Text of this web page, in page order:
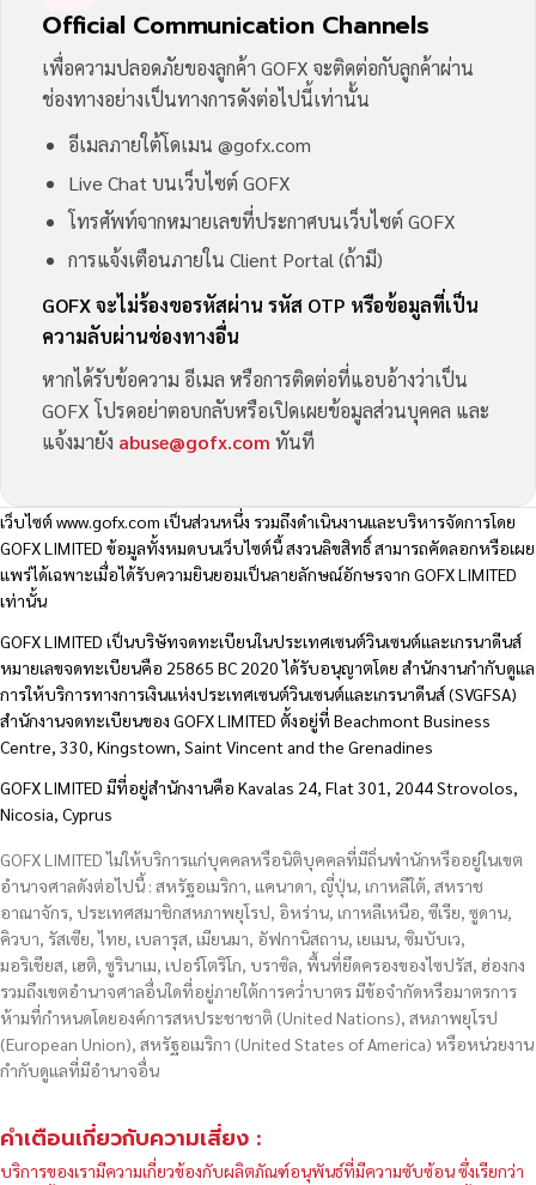
Official Communication Channels
เพื่อความปลอดภัยของลูกค้า GOFX จะติดต่อกับลูกค้าผ่าน
ช่องทางอย่างเป็นทางการดังต่อไปนี้เท่านั้น
อีเมลภายใต้โดเมน @gofx.com
Live Chat บนเว็บไซต์ GOFX
โทรศัพท์จากหมายเลขที่ประกาศบนเว็บไซต์ GOFX
การแจ้งเตือนภายใน Client Portal (ถ้ามี)
GOFX จะไม่ร้องขอรหัสผ่าน รหัส OTP หรือข้อมูลที่เป็น
ความลับผ่านช่องทางอื่น
หากได้รับข้อความ อีเมล หรือการติดต่อที่แอบอ้างว่าเป็น
GOFX โปรดอย่าตอบกลับหรือเปิดเผยข้อมูลส่วนบุคคล และ
แจ้งมายัง abuse@gofx.com ทันที
เว็บไซต์ www.gofx.com เป็นส่วนหนึ่ง รวมถึงดำเนินงานและบริหารจัดการโดย
GOFX LIMITED ข้อมูลทั้งหมดบนเว็บไซต์นี้ สงวนลิขสิทธิ์ สามารถคัดลอกหรือเผย
แพร่ได้เฉพาะเมื่อได้รับความยินยอมเป็นลายลักษณ์อักษรจาก GOFX LIMITED
เท่านั้น
GOFX LIMITED เป็นบริษัทจดทะเบียนในประเทศเซนต์วินเซนต์และเกรนาดีนส์
หมายเลขจดทะเบียนคือ 25865 BC 2020 ได้รับอนุญาตโดย สำนักงานกำกับดูแล
การให้บริการทางการเงินแห่งประเทศเซนต์วินเซนต์และเกรนาดีนส์ (SVGFSA)
สำนักงานจดทะเบียนของ GOFX LIMITED ตั้งอยู่ที่ Beachmont Business
Centre, 330, Kingstown, Saint Vincent and the Grenadines
GOFX LIMITED มีที่อยู่สำนักงานคือ Kavalas 24, Flat 301, 2044 Strovolos,
Nicosia, Cyprus
GOFX LIMITED ไม่ให้บริการแก่บุคคลหรือนิติบุคคลที่มีถิ่นพำนักหรืออยู่ในเขต
อำนาจศาลดังต่อไปนี้ : สหรัฐอเมริกา, แคนาดา, ญี่ปุ่น, เกาหลีใต้, สหราช
อาณาจักร, ประเทศสมาชิกสหภาพยุโรป, อิหร่าน, เกาหลีเหนือ, ซีเรีย, ซูดาน,
คิวบา, รัสเซีย, ไทย, เบลารุส, เมียนมา, อัฟกานิสถาน, เยเมน, ซิมบับเว,
มอริเชียส, เฮติ, ซูรินาเม, เปอร์โตริโก, บราซิล, พื้นที่ยึดครองของไซปรัส, ฮ่องกง
รวมถึงเขตอำนาจศาลอื่นใดที่อยู่ภายใต้การคว่ำบาตร มีข้อจำกัดหรือมาตรการ
ห้ามที่กำหนดโดยองค์การสหประชาชาติ (United Nations), สหภาพยุโรป
(European Union), สหรัฐอเมริกา (United States of America) หรือหน่วยงาน
กำกับดูแลที่มีอำนาจอื่น
คำเตือนเกี่ยวกับความเสี่ยง :
บริการของเรามีความเกี่ยวข้องกับผลิตภัณฑ์อนุพันธ์ที่มีความซับซ้อน ซึ่งเรียกว่า